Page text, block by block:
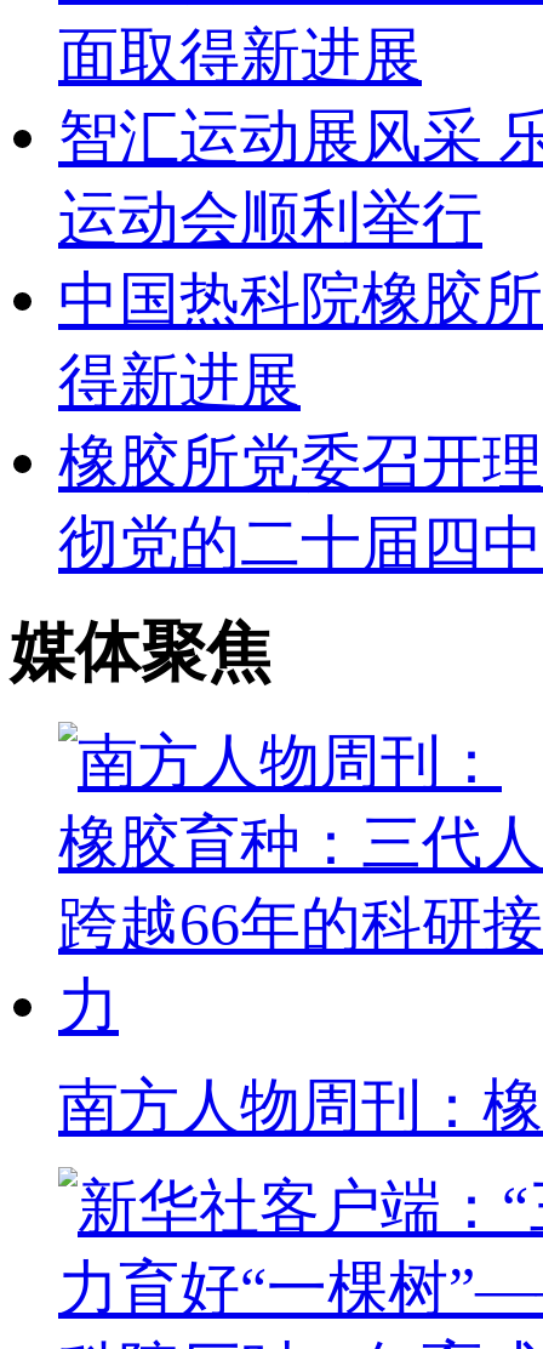
面取得新进展
智汇运动展风采
运动会顺利举行
中国热科院橡胶
得新进展
橡胶所党委召开
彻党的二十届四
媒体聚焦
南方人物周刊：